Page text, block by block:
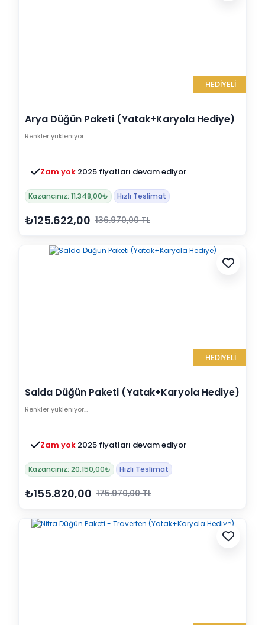
HEDİYELİ
Arya Düğün Paketi (Yatak+Karyola Hediye)
Renkler yükleniyor…
Zam yok 2025 fiyatları devam ediyor
Kazancınız: 11.348,00₺ Hızlı Teslimat
₺125.622,00 136.970,00 TL
HEDİYELİ
Salda Düğün Paketi (Yatak+Karyola Hediye)
Renkler yükleniyor…
Zam yok 2025 fiyatları devam ediyor
Kazancınız: 20.150,00₺ Hızlı Teslimat
₺155.820,00 175.970,00 TL